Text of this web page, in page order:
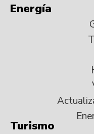
Energía
Turismo